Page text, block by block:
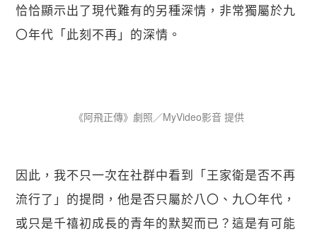
恰恰顯示出了現代難有的另種深情，非常獨屬於九
〇年代「此刻不再」的深情。
《阿飛正傳》劇照／MyVideo影音 提供
因此，我不只一次在社群中看到「王家衛是否不再
流行了」的提問，他是否只屬於八〇、九〇年代，
或只是千禧初成長的青年的默契而已？這是有可能